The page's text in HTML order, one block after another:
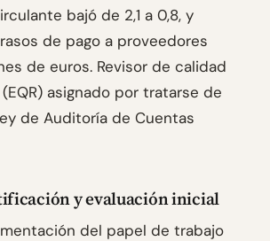
bajó de 2,1 a 0,8, y
de pago a proveedores
de euros. Revisor de calidad
asignado por tratarse de
de Auditoría de Cuentas
y evaluación inicial
del papel de trabajo